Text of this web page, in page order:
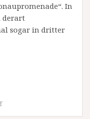
In
derart
sogar in dritter